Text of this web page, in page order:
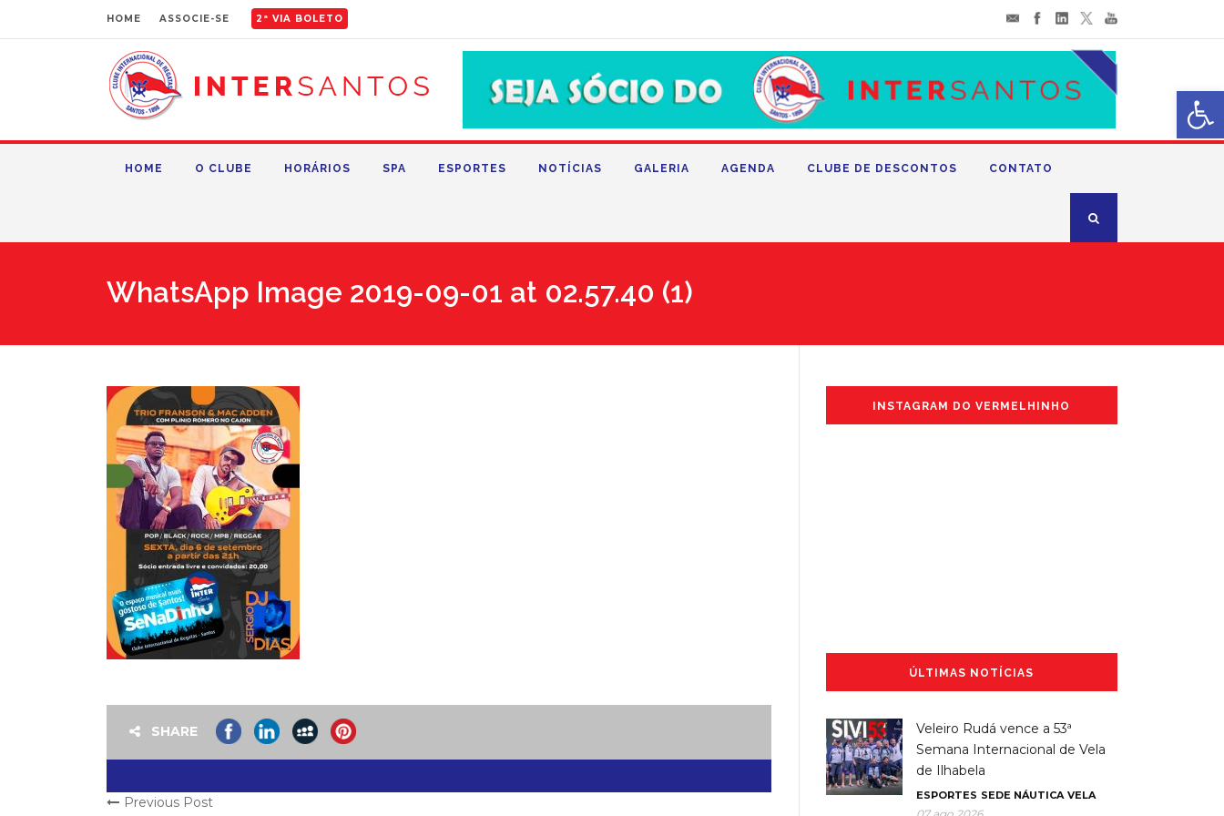
HOME ASSOCIE-SE 2ª VIA BOLETO
HOME O CLUBE HORÁRIOS SPA ESPORTES NOTÍCIAS GALERIA AGENDA CLUBE DE DESCONTOS CONTATO
WhatsApp Image 2019-09-01 at 02.57.40 (1)
SHARE
Previous Post
INSTAGRAM DO VERMELHINHO
ÚLTIMAS NOTÍCIAS
Veleiro Rudá vence a 53ª
Semana Internacional de Vela
de Ilhabela
ESPORTES SEDE NÁUTICA VELA
Abrir